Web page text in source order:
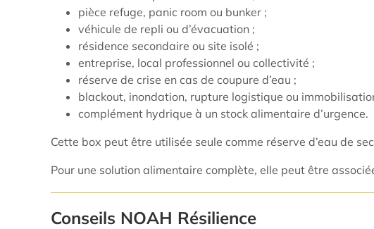
pièce refuge, panic room ou bunker ;
véhicule de repli ou d’évacuation ;
résidence secondaire ou site isolé ;
entreprise, local professionnel ou collectivité ;
réserve de crise en cas de coupure d’eau ;
blackout, inondation, rupture logistique ou
complément hydrique à un stock alimentaire d’urgence.
Cette box peut être utilisée seule comme réserve d’eau de
Pour une solution alimentaire complète, elle peut être
Conseils NOAH Résilience